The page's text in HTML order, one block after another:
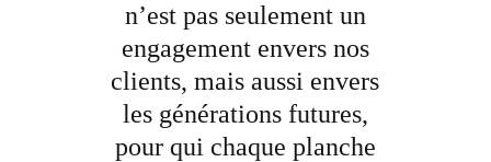
n’est pas seulement un
engagement envers nos
clients, mais aussi envers
les générations futures,
pour qui chaque planche